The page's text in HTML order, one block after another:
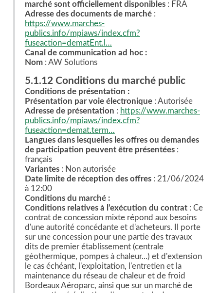
marché sont officiellement disponibles : FRA
Adresse des documents de marché :
https://www.marches-
publics.info/mpiaws/index.cfm?
fuseaction=dematEnt.l…
Canal de communication ad hoc :
Nom : AW Solutions
5.1.12 Conditions du marché public
Conditions de présentation :
Présentation par voie électronique: Autorisée
Adresse de présentation : https://www.marches-
publics.info/mpiaws/index.cfm?
fuseaction=demat.term…
Langues dans lesquelles les offres ou demandes
de participation peuvent être présentées:
français
Variantes: Non autorisée
Date limite de réception des offres: 21/06/2024
à 12:00
Conditions du marché :
Conditions relatives à l’exécution du contrat : Ce
contrat de concession mixte répond aux besoins
d'une autorité concédante et d'acheteurs. Il porte
sur une concession pour une partie des travaux
dits de premier établissement (centrale
géothermique, pompes à chaleur...) et d'extension
le cas échéant, l'exploitation, l'entretien et la
maintenance du réseau de chaleur et de froid
Bordeaux Aéroparc, ainsi que sur un marché de